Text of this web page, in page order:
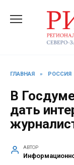
содержанию
ГЛАВНАЯ » РОССИЯ
В
дать
АВТОР